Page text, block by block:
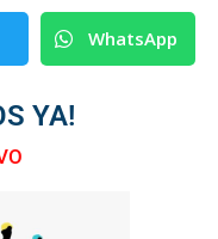
WhatsApp
YA!